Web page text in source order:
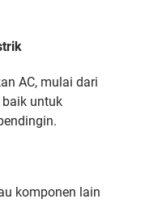
AC, mulai dari
untuk
komponen lain